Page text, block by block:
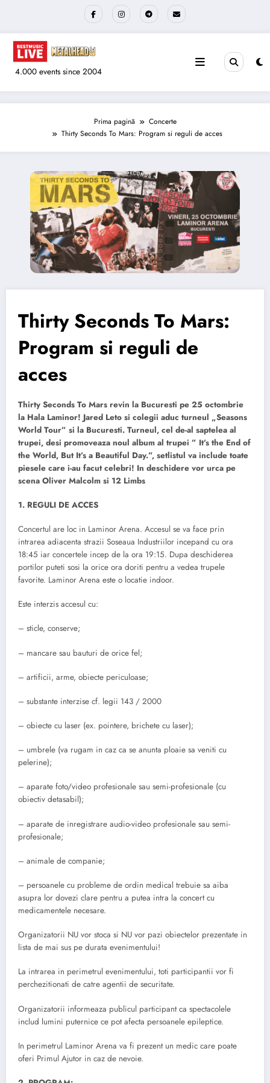
4.000 events since 2004
Prima pagină
Concerte
Thirty Seconds To Mars: Program si reguli de acces
Thirty Seconds To Mars:
Program si reguli de
acces
Thirty Seconds To Mars revin la Bucuresti pe 25 octombrie
la Hala Laminor! Jared Leto si colegii aduc turneul „Seasons
World Tour” si la Bucuresti. Turneul, cel de-al saptelea al
trupei, desi promoveaza noul album al trupei ” It’s the End of
the World, But It’s a Beautiful Day.”, setlistul va include toate
piesele care i-au facut celebri! In deschidere vor urca pe
scena Oliver Malcolm si 12 Limbs
1. REGULI DE ACCES
Concertul are loc in Laminor Arena. Accesul se va face prin
intrarea adiacenta strazii Soseaua Industriilor incepand cu ora
18:45 iar concertele incep de la ora 19:15. Dupa deschiderea
portilor puteti sosi la orice ora doriti pentru a vedea trupele
favorite. Laminor Arena este o locatie indoor.
Este interzis accesul cu:
– sticle, conserve;
– mancare sau bauturi de orice fel;
– artificii, arme, obiecte periculoase;
– substante interzise cf. legii 143 / 2000
– obiecte cu laser (ex. pointere, brichete cu laser);
– umbrele (va rugam in caz ca se anunta ploaie sa veniti cu
pelerine);
– aparate foto/video profesionale sau semi-profesionale (cu
obiectiv detasabil);
– aparate de inregistrare audio-video profesionale sau semi-
profesionale;
– animale de companie;
– persoanele cu probleme de ordin medical trebuie sa aiba
asupra lor dovezi clare pentru a putea intra la concert cu
medicamentele necesare.
Organizatorii NU vor stoca si NU vor pazi obiectelor prezentate in
lista de mai sus pe durata evenimentului!
La intrarea in perimetrul evenimentului, toti participantii vor fi
perchezitionati de catre agentii de securitate.
Organizatorii informeaza publicul participant ca spectacolele
includ lumini puternice ce pot afecta persoanele epileptice.
In perimetrul Laminor Arena va fi prezent un medic care poate
oferi Primul Ajutor in caz de nevoie.